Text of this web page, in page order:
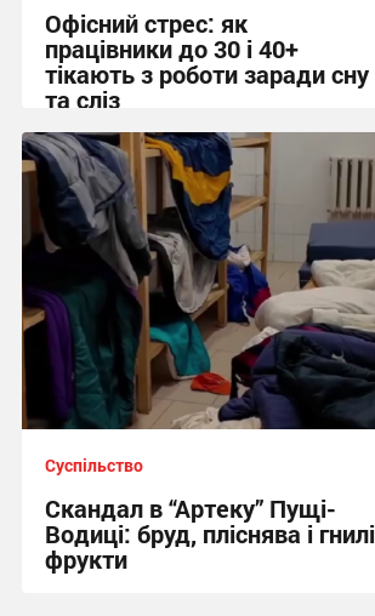
Офісний стрес: як
працівники до 30 і 40+
тікають з роботи заради сну
та сліз
12:09 сьогодні
Суспільство
Скандал в “Артеку” Пущі-
Водиці: бруд, пліснява і гнилі
фрукти